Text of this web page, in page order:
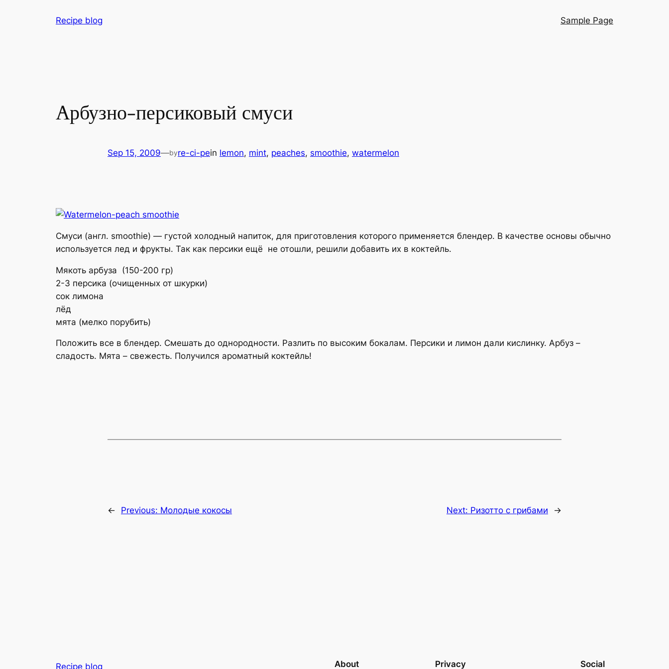
Recipe blog Sample Page
Aрбузно-персиковый смуси
Sep 15, 2009—byre-ci-pein lemon, mint, peaches, smoothie, watermelon
Смуси (англ. smoothie) — густой холодный напиток, для приготовления которого применяется блендер. В качестве основы обычно
используется лед и фрукты. Так как персики ещё не отошли, решили добавить их в коктейль.
Мякоть арбуза (150-200 гр)
2-3 персика (очищенных от шкурки)
сок лимона
лёд
мята (мелко порубить)
Положить все в блендер. Смешать до однородности. Разлить по высоким бокалам. Персики и лимон дали кислинку. Арбуз –
сладость. Мята – свежесть. Получился ароматный коктейль!
← Previous: Молодые кокосы Next: Ризотто с грибами →
Recipe blog About Privacy Social